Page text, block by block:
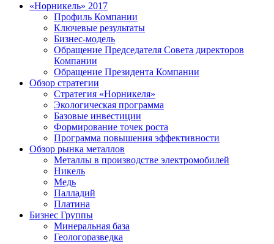
«Норникель» 2017
Профиль Компании
Ключевые результаты
Бизнес-модель
Обращение Председателя Совета директоров
Компании
Обращение Президента Компании
Обзор стратегии
Стратегия «Норникеля»
Экологическая программа
Базовые инвестиции
Формирование точек роста
Программа повышения эффективности
Обзор рынка металлов
Металлы в производстве электромобилей
Никель
Медь
Палладий
Платина
Бизнес Группы
Минеральная база
Геологоразведка